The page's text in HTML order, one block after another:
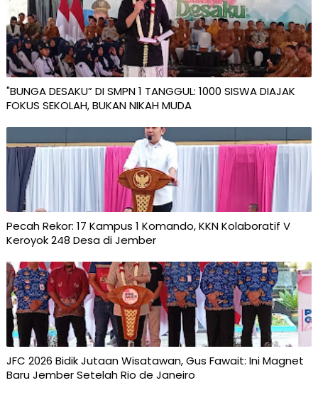
"BUNGA DESAKU” DI SMPN 1 TANGGUL: 1000 SISWA DIAJAK
FOKUS SEKOLAH, BUKAN NIKAH MUDA
Pecah Rekor: 17 Kampus 1 Komando, KKN Kolaboratif V
Keroyok 248 Desa di Jember
JFC 2026 Bidik Jutaan Wisatawan, Gus Fawait: Ini Magnet
Baru Jember Setelah Rio de Janeiro